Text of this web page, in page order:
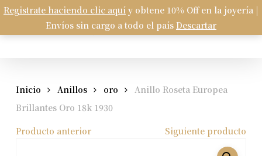
Registrate haciendo clic aquí y obtene 10% Off en la joyería |
Envíos sin cargo a todo el país Descartar
Skip
main
search
Carrito Cart
Inicio Anillos oro
Anillo Roseta Europea
Brillantes Oro 18k 1930
Producto anterior
Siguiente producto